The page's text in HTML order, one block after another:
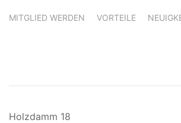
MITGLIED WERDEN VORTEILE
Holzdamm 18